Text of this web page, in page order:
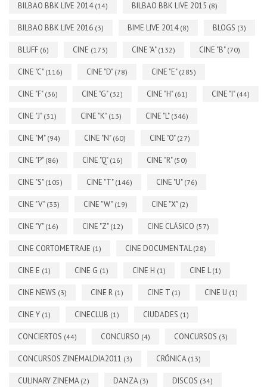
BILBAO BBK LIVE 2014 (14) BILBAO BBK LIVE 2015 (8)
BILBAO BBK LIVE 2016 (3) BIME LIVE 2014 (8) BLOGS (3)
BLUFF (6) CINE (173) CINE "A" (132) CINE "B" (70)
CINE "C" (116) CINE "D" (78) CINE "E" (285)
CINE "F" (36) CINE "G" (32) CINE "H" (61) CINE "I" (44)
CINE "J" (31) CINE "K" (13) CINE "L" (346)
CINE "M" (94) CINE "N" (60) CINE "O" (27)
CINE "P" (86) CINE "Q" (16) CINE "R" (50)
CINE "S" (105) CINE "T" (146) CINE "U" (76)
CINE "V" (33) CINE "W" (19) CINE "X" (2)
CINE "Y" (16) CINE "Z" (12) CINE CLÁSICO (57)
CINE CORTOMETRAJE (1) CINE DOCUMENTAL(28)
CINE E (1) CINE G (1) CINE H (1) CINE L(1)
CINE NEWS (3) CINE R (1) CINE T (1) CINE U (1)
CINE Y (1) CINECLUB (1) CIUDADES (1)
CONCIERTOS (44) CONCURSO (4) CONCURSOS (3)
CONCURSOS ZINEMALDIA2011 (3) CRÓNICA (13)
CULINARY ZINEMA (2) DANZA (3) DISCOS (34)